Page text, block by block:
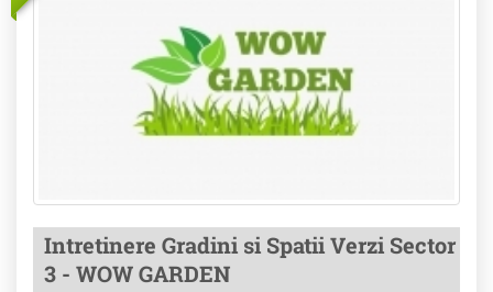
Intretinere Gradini si Spatii Verzi Sector
3 - WOW GARDEN